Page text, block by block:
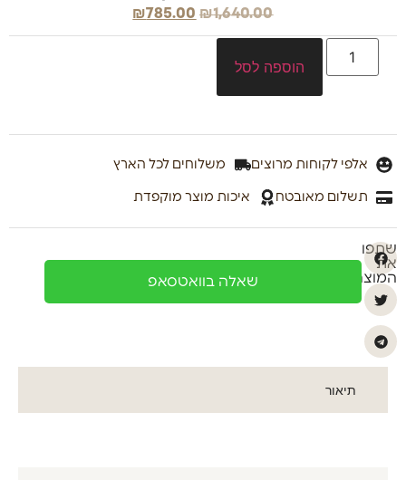
₪1,640.00
₪785.00
הוספה לסל
אלפי לקוחות מרוצים משלוחים לכל הארץ
תשלום מאובטח איכות מוצר מוקפדת
שתפו
את
המוצר
שאלה בוואטסאפ
תיאור